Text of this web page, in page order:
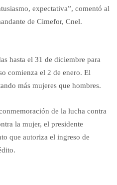
expectativa”, comentó al
de Cimefor, Cnel.
hasta el 31 de diciembre para
comienza el 2 de enero. El
más mujeres que hombres.
de la lucha contra
la mujer, el presidente
que autoriza el ingreso de